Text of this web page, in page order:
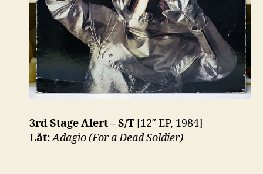
3rd Stage Alert – S/T [12″ EP, 1984]
Låt:Adagio (For a Dead Soldier)